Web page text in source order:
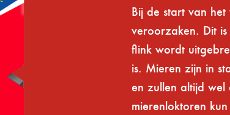
Bij de start van
veroorzaken. Dit
flink wordt
is. Mieren zijn in
en zullen altijd wel
mierenloktoren